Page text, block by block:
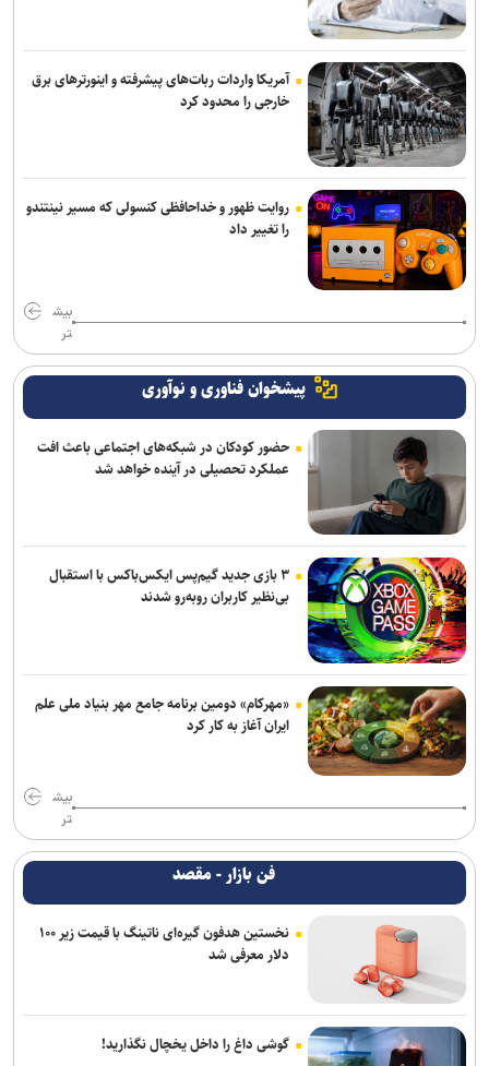
آمریکا واردات ربات‌های پیشرفته و اینورترهای برق
خارجی را محدود کرد
روایت ظهور و خداحافظی کنسولی که مسیر نینتندو
را تغییر داد
بیش
تر
پیشخوان فناوری و نوآوری
حضور کودکان در شبکه‌های اجتماعی باعث افت
عملکرد تحصیلی در آینده خواهد شد
۳ بازی جدید گیم‌پس ایکس‌باکس با استقبال
بی‌نظیر کاربران روبه‌رو شدند
«مهرکام» دومین برنامه جامع مهر بنیاد ملی علم
ایران آغاز به کار کرد
بیش
تر
فن بازار - مقصد
نخستین هدفون گیره‌ای ناتینگ با قیمت زیر ۱۰۰
دلار معرفی شد
گوشی داغ را داخل یخچال نگذارید!